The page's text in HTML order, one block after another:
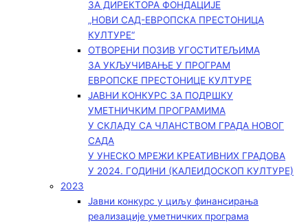
ЗА ДИРЕКТОРА ФОНДАЦИЈЕ
„НОВИ САД-ЕВРОПСКА ПРЕСТОНИЦА
КУЛТУРЕ“
ОТВОРЕНИ ПОЗИВ УГОСТИТЕЉИМА
ЗА УКЉУЧИВАЊЕ У ПРОГРАМ
ЕВРОПСКЕ ПРЕСТОНИЦЕ КУЛТУРЕ
ЈАВНИ КОНКУРС ЗА ПОДРШКУ
УМЕТНИЧКИМ ПРОГРАМИМА
У СКЛАДУ СА ЧЛАНСТВОМ ГРАДА НОВОГ
САДА
У УНЕСКО МРЕЖИ КРЕАТИВНИХ ГРАДОВА
У 2024. ГОДИНИ (КАЛЕИДОСКОП КУЛТУРЕ)
2023
Јавни конкурс у циљу финансирања
реализације уметничких програма